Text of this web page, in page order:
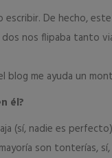
escribir. De hecho,
nos flipaba tanto
blog me ayuda un
él?
(sí, nadie es
son tonterías,